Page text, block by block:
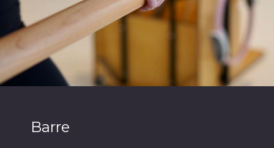
Barre